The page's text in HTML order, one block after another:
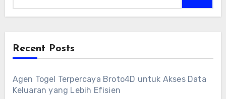
Recent Posts
Agen Togel Terpercaya Broto4D untuk Akses Data
Keluaran yang Lebih Efisien